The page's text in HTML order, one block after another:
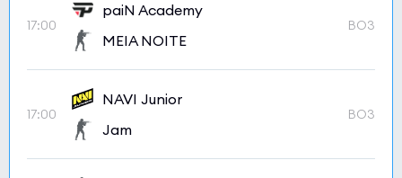
17:00
paiN Academy
MEIA NOITE
BO3
17:00
NAVI Junior
Jam
BO3